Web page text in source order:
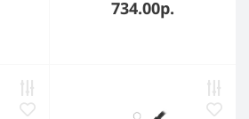
734.00р.